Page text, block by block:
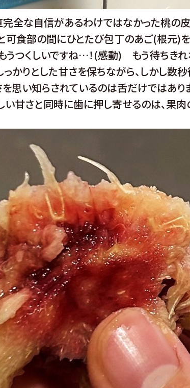
全な自信があるわけではなかった桃の
可食部の間にひとたび包丁のあご(根元)を
もうつくしいですね…！(感動) もう待ちきれ
かりとした甘さを保ちながら、しかし数
を思い知らされているのは舌だけではあり
い甘さと同時に歯に押し寄せるのは、果